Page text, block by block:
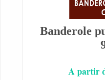
Banderole
A partir